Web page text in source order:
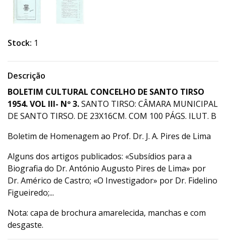
Stock: 1
Descrição
BOLETIM CULTURAL CONCELHO DE SANTO TIRSO
1954. VOL III- Nº 3.SANTO TIRSO: CÂMARA MUNICIPAL
DE SANTO TIRSO. DE 23X16CM. COM 100 PÁGS. ILUT. B
Boletim de Homenagem ao Prof. Dr. J. A. Pires de Lima
Alguns dos artigos publicados: «Subsídios para a
Biografia do Dr. António Augusto Pires de Lima» por
Dr. Américo de Castro; «O Investigador» por Dr. Fidelino
Figueiredo;...
Nota: capa de brochura amarelecida, manchas e com
desgaste.